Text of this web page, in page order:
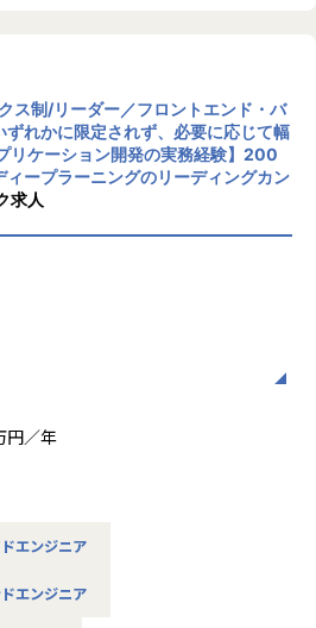
観点でのデリバリー責任を持つ
進する経験を積むことができま
協働し、技術とビジネスの境界
えます
アリングPM であり、実際の動き
ニアリングPMの増員・育成を
ャリアを広げていく選択肢もあ
景＞
への提案・プリセールス段階での
実際の開発、リリース後の運用・
います。特定の下請け的な立場
ムを育てていくスタイルが特徴で
ス制/リーダー／フロントエンド・バ
ずれかに限定されず、必要に応じて幅
リケーション開発の実務経験】200
ープラーニングのリーディングカン
求人
価値創出に貢献する
リーの進め方や開発プロセスを理
果を創出する
ーとの信頼関係を構築し、開発現
望・状況に応じて）
成果最大化を見据えた技術的な意
円／年
エンジニア
エンジニア